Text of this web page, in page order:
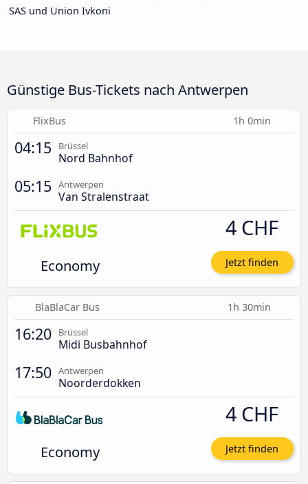
SAS und Union Ivkoni
Günstige Bus-Tickets nach Antwerpen
FlixBus 1h 0min
04:15 Brüssel
Nord Bahnhof
05:15 Antwerpen
Van Stralenstraat
Economy
4 CHF
Jetzt finden
BlaBlaCar Bus 1h 30min
16:20 Brüssel
Midi Busbahnhof
17:50 Antwerpen
Noorderdokken
Economy
4 CHF
Jetzt finden